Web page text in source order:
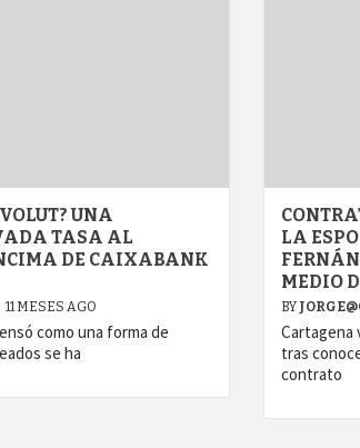
UNA
TASA AL
DE CAIXABANK
11 MESES AGO
como una forma de
se ha
LA
MEDIO
BY
Cartagena
tras
contrato